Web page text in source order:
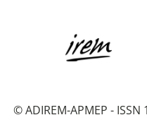
© ADIREM-APMEP - ISSN